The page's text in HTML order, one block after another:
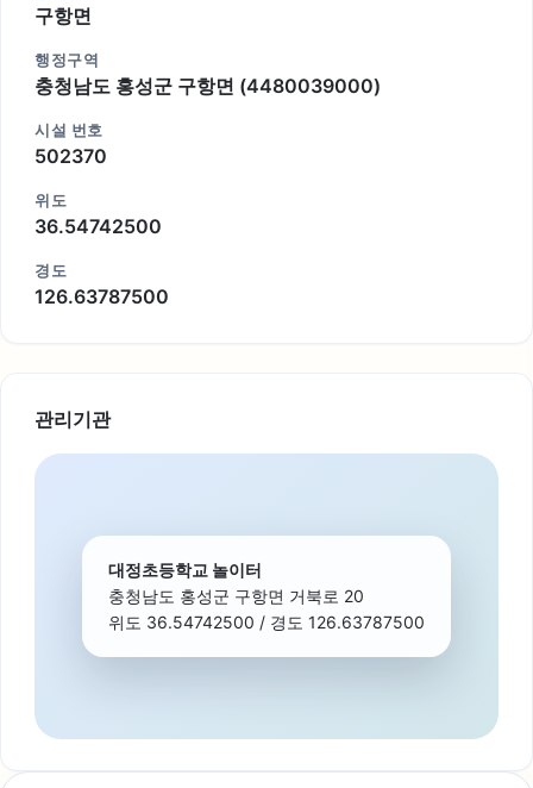
구항면
행정구역
충청남도 홍성군 구항면 (4480039000)
시설 번호
502370
위도
36.54742500
경도
126.63787500
관리기관
대정초등학교 놀이터
충청남도 홍성군 구항면 거북로 20
위도 36.54742500 / 경도 126.63787500